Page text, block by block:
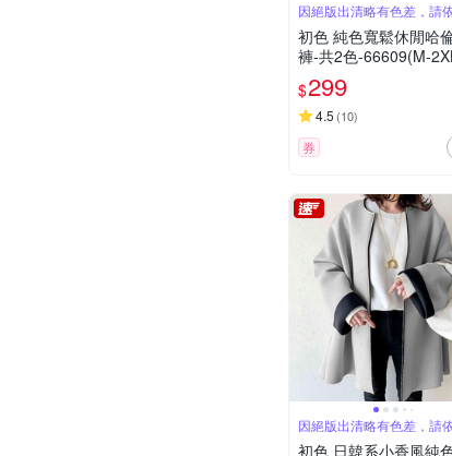
因絕版出清略有色差，請
收到商品為主
初色 純色寬鬆休閒哈倫九分
褲-共2色-66609(M-
選)
$299
4.5 (10)
券
因絕版出清略有色差，請
收到商品為主
初色 日韓系小香風純